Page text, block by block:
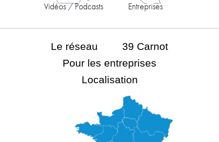
Vidéos / Podcasts Entreprises
Le réseau
39 Carnot
Pour les entreprises
Localisation